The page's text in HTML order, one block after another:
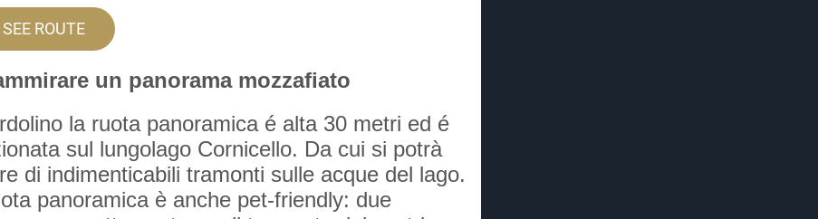
SEE ROUTE
un panorama mozzafiato
la ruota panoramica é alta 30 metri ed é
sul lungolago Cornicello. Da cui si potrà
di indimenticabili tramonti sulle acque del lago.
panoramica è anche pet-friendly: due